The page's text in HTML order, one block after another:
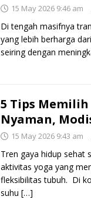
15 May 2026 9:46 am
Di tengah masifnya
yang lebih berharga
seiring dengan
5 Tips
Nyaman,
15 May 2026 9:43 am
Tren gaya hidup sehat
aktivitas yoga yang
fleksibilitas tubuh. Di
suhu […]